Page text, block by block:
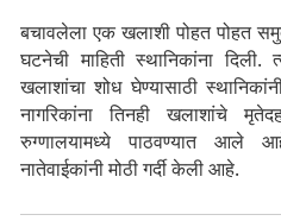
बचावलेला एक खलाशी पोहत पोहत
घटनेची माहिती स्थानिकांना दिली.
खलाशांचा शोध घेण्यासाठी
नागरिकांना तिनही खलाशांचे
रुग्णालयामध्ये पाठवण्यात आले
नातेवाईकांनी मोठी गर्दी केली आहे.